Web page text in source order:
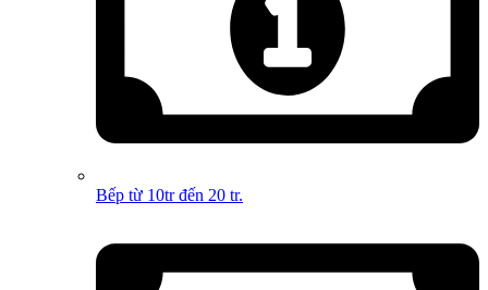
Bếp từ 10tr đến 20 tr.